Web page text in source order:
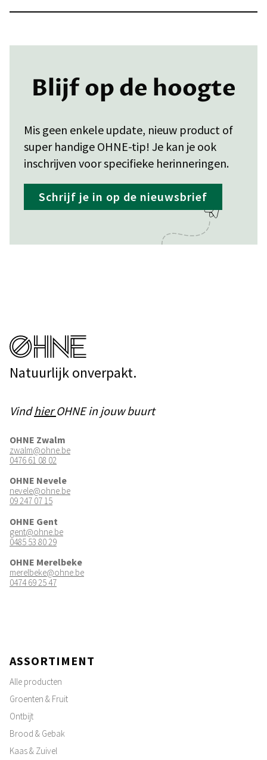
Blijf op de hoogte
Mis geen enkele update, nieuw product of
super handige OHNE-tip! Je kan je ook
inschrijven voor specifieke herinneringen.
Schrijf je in op de nieuwsbrief
Natuurlijk onverpakt.
VindhierOHNE in jouw buurt
OHNE Zwalm
zwalm@ohne.be
0476 61 08 02
OHNE Nevele
nevele@ohne.be
09 247 07 15
OHNE Gent
gent@ohne.be
0485 53 80 29
OHNE Merelbeke
merelbeke@ohne.be
0474 69 25 47
ASSORTIMENT
Alle producten
Groenten & Fruit
Ontbijt
Brood & Gebak
Kaas & Zuivel